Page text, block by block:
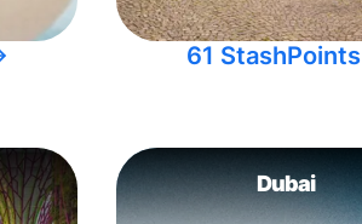
61 StashPoints
Dubai